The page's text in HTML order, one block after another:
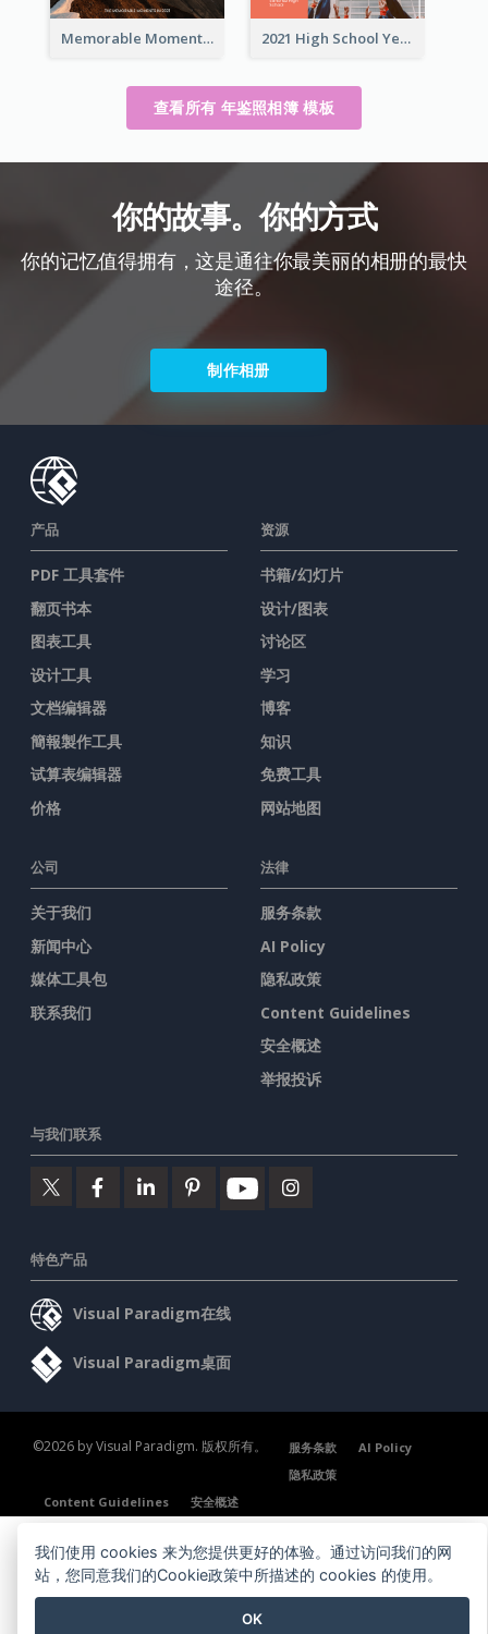
Memorable Moments Yearbook Photo Book 2021 High School Yearbook Photo Book
查看所有 年鉴照相簿 模板
你的故事。你的方式
你的记忆值得拥有，这是通往你最美丽的相册的最快
途径。
制作相册
产品
PDF 工具套件
翻页书本
图表工具
设计工具
文档编辑器
簡報製作工具
试算表编辑器
价格
资源
书籍/幻灯片
设计/图表
讨论区
学习
博客
知识
免费工具
网站地图
公司
关于我们
新闻中心
媒体工具包
联系我们
法律
服务条款
AI Policy
隐私政策
Content Guidelines
安全概述
举报投诉
与我们联系
特色产品
Visual Paradigm在线
Visual Paradigm桌面
©2026 by Visual Paradigm. 版权所有。 服务条款
AI Policy
隐私政策
Content Guidelines
安全概述
我们使用 cookies 来为您提供更好的体验。通过访问我们的网
站，您同意我们的Cookie政策中所描述的 cookies 的使用。
OK